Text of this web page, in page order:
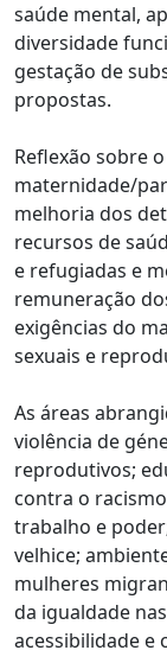
saúde mental,
diversidade
gestação de
propostas.
Reflexão sobre
maternidade/
melhoria dos
recursos de
e refugiadas e
remuneração
exigências do
sexuais e
As áreas
violência de
reprodutivos;
contra o
trabalho e
velhice;
mulheres
da igualdade
acessibilidade e